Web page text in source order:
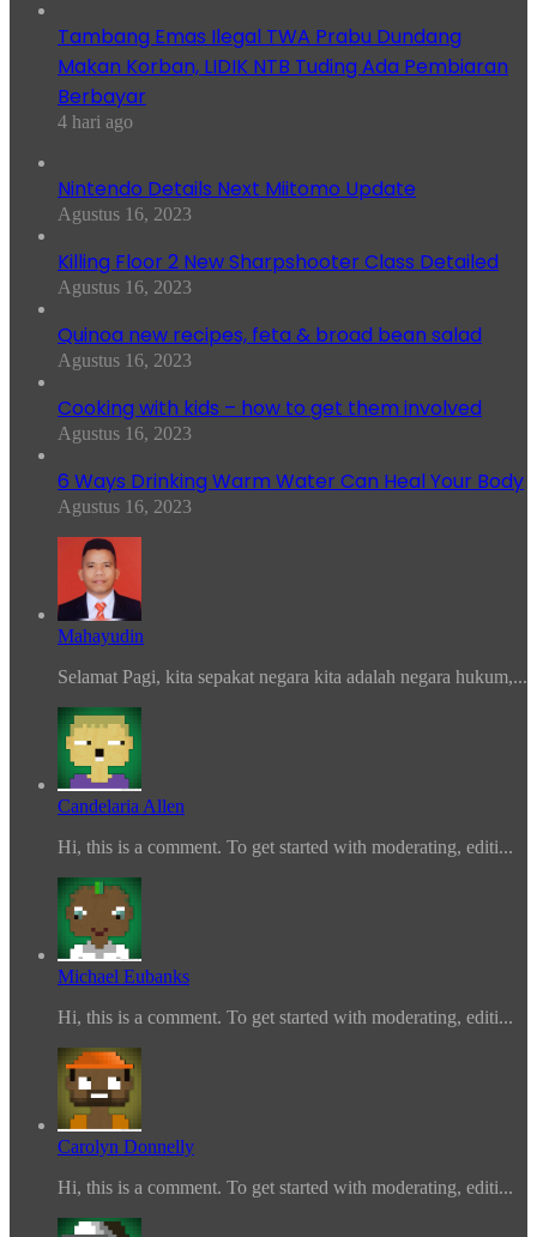
Tambang Emas Ilegal TWA Prabu Dundang
Makan Korban, LIDIK NTB Tuding Ada Pembiaran
Berbayar
4 hari ago
Nintendo Details Next Miitomo Update
Agustus 16, 2023
Killing Floor 2 New Sharpshooter Class Detailed
Agustus 16, 2023
Quinoa new recipes, feta & broad bean salad
Agustus 16, 2023
Cooking with kids – how to get them involved
Agustus 16, 2023
6 Ways Drinking Warm Water Can Heal Your Body
Agustus 16, 2023
Mahayudin
Selamat Pagi, kita sepakat negara kita adalah negara hukum,...
Candelaria Allen
Hi, this is a comment. To get started with moderating, editi...
Michael Eubanks
Hi, this is a comment. To get started with moderating, editi...
Carolyn Donnelly
Hi, this is a comment. To get started with moderating, editi...